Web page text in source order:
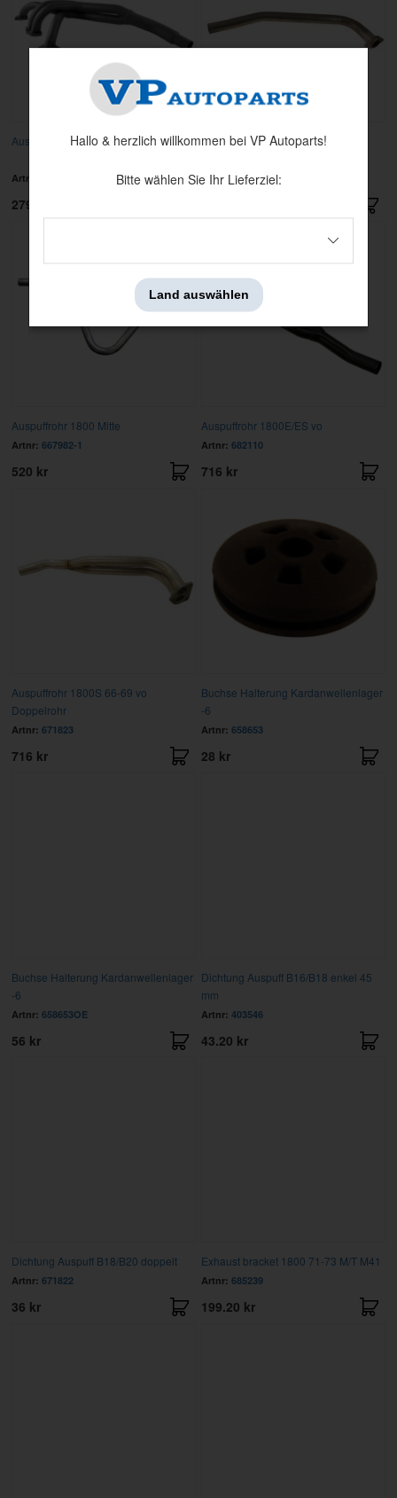
Auspuffkrümmer 4-2-1 1800
Artnr:
2796 kr
Auspuffrohr 1800 -65 vo einfaches
Artnr: 667980
Auspuffrohr 1800 Mitte
Artnr: 667982-1
520 kr
Auspuffrohr 1800E/ES vo
Artnr: 682110
716 kr
Auspuffrohr 1800S 66-69 vo
Doppelrohr
Artnr: 671823
716 kr
Buchse Halterung Kardanwellenlager
-6
Artnr: 658653
28 kr
Buchse Halterung Kardanwellenlager
-6
Artnr: 658653OE
56 kr
Dichtung Auspuff B16/B18 enkel 45
mm
Artnr: 403546
43.20 kr
Dichtung Auspuff B18/B20 doppelt
Artnr: 671822
36 kr
Exhaust bracket 1800 71-73 M/T M41
Artnr: 685239
199.20 kr
Hallo & herzlich willkommen bei VP Autoparts!
Bitte wählen Sie Ihr Lieferziel:
Land auswählen